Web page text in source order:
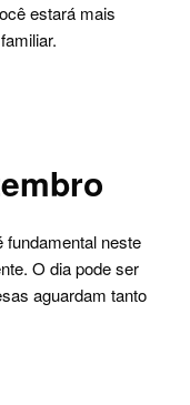
estará mais
neste
O dia pode ser
aguardam tanto